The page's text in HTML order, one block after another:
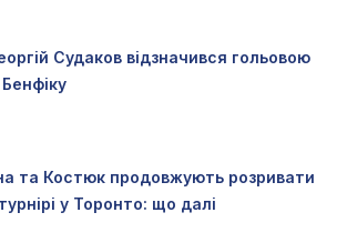
Судаков відзначився гольовою
та Костюк продовжують розривати
у Торонто: що далі